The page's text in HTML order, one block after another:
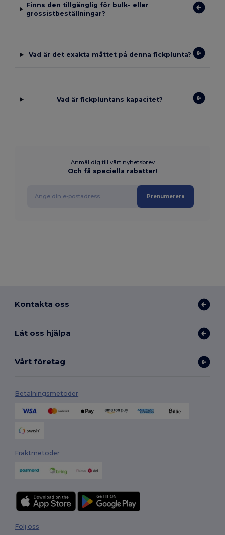
Finns den tillgänglig för bulk- eller
grossistbeställningar?
Vad är det exakta måttet på denna fickplunta?
Vad är fickpluntans kapacitet?
Anmäl dig till vårt nyhetsbrev
Och få speciella rabatter!
Prenumerera
Kontakta oss
Låt oss hjälpa
Vårt företag
Betalningsmetoder
Fraktmetoder
Följ oss